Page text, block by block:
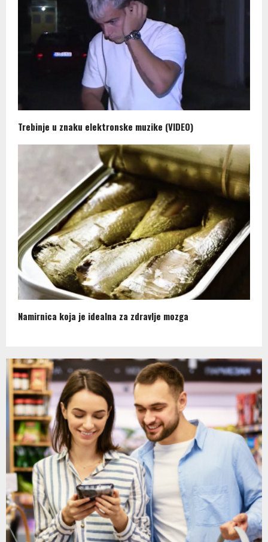
Trebinje u znaku elektronske muzike (VIDEO)
Namirnica koja je idealna za zdravlje mozga